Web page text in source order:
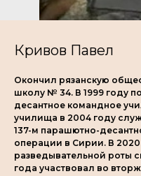
Кривов Павел
Окончил рязанскую
школу № 34. В 1999 году
десантное командное
училища в 2004 году
137-м парашютно-
операции в Сирии. В
разведывательной роты
года участвовал во